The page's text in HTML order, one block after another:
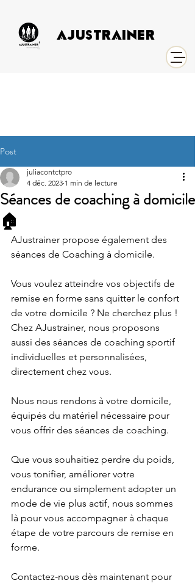
AJUSTRAINER
Post
Séances de coaching à domicile
🏠
juliacontctpro
4 déc. 2023 1 min de lecture
AJustrainer propose également des
séances de Coaching à domicile.
Vous voulez atteindre vos objectifs de
remise en forme sans quitter le confort
de votre domicile ? Ne cherchez plus !
Chez AJustrainer, nous proposons
aussi des séances de coaching sportif
individuelles et personnalisées,
directement chez vous.
Nous nous rendons à votre domicile,
équipés du matériel nécessaire pour
vous offrir des séances de coaching.
Que vous souhaitiez perdre du poids,
vous tonifier, améliorer votre
endurance ou simplement adopter un
mode de vie plus actif, nous sommes
là pour vous accompagner à chaque
étape de votre parcours de remise en
forme.
Contactez-nous dès maintenant pour